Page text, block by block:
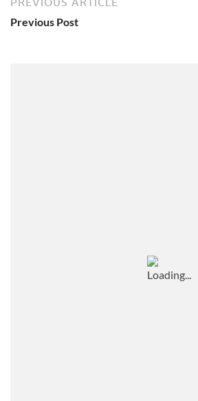
Previous Post